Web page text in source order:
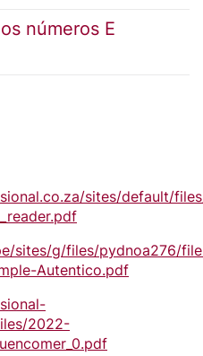
números E
sites/default/
sites/g/files/pydnoa276/
Autentico.pdf
2022-